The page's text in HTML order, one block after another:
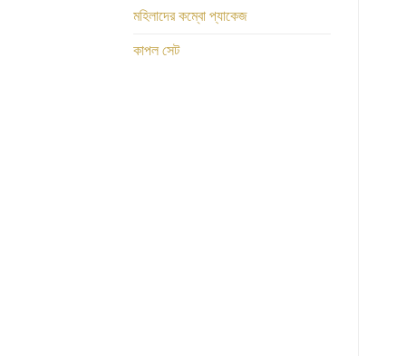
মহিলাদের কম্বো প্যাকেজ
কাপল সেট